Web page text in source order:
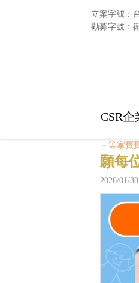
立案字號：
勸募字號：
CSR企
－等家寶
願每
2026/01/